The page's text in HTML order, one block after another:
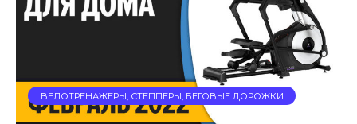
ВЕЛОТРЕНАЖЕРЫ, СТЕППЕРЫ, БЕГОВЫЕ ДОРОЖКИ